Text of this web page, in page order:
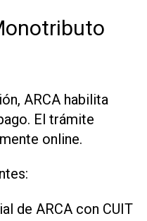
ARCA habilita
El trámite
online.
de ARCA con CUIT